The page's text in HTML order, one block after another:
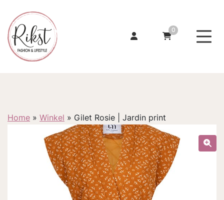
0
Home » Winkel » Gilet Rosie | Jardin print